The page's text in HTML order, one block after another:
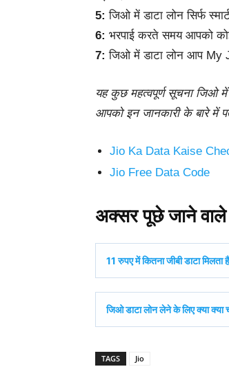
5: जिओ में डाटा लोन सिर्फ
6: भरपाई करते समय आपको
7: जिओ में डाटा लोन आप My
यह कुछ महत्वपूर्ण सूचना जिओ
आपको इन जानकारी के बारे में
Jio Ka Data Kaise
Jio Free Data Code
अक्सर पूछे जाने वाले
11 रुपए में कितना जीबी डाटा मिलता
जिओ डाटा लोन लेने के लिए क्या क्या
TAGS Jio